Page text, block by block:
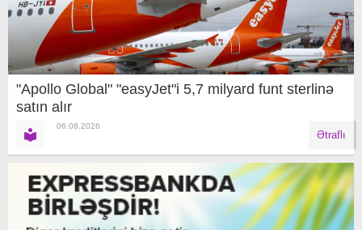
"Apollo Global" "easyJet"i 5,7 milyard funt sterlinə
satın alır
06.08.2026
Ətraflı